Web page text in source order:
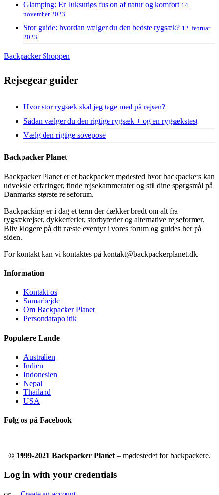
Glamping: En luksuriøs fusion af natur og komfort 14.
november 2023
Stor guide: hvordan vælger du den bedste rygsæk? 12. februar
2023
Backpacker Shoppen
Rejsegear guider
Hvor stor rygsæk skal jeg tage med på rejsen?
Sådan vælger du den rigtige rygsæk + og en rygsækstest
Vælg den rigtige sovepose
Backpacker Planet
Backpacker Planet er et backpacker mødested hvor backpackers kan
udveksle erfaringer, finde rejsekammerater og stil dine spørgsmål på
Danmarks største rejseforum.
Backpacking er i dag et term der dækker bredt om alt fra
rygsækrejser, dykkerferier, storbyferier og alternative rejseformer.
Bliv klogere på dit næste eventyr i vores forum og guides her på
siden.
For kontakt kan vi kontaktes på kontakt@backpackerplanet.dk.
Information
Kontakt os
Samarbejde
Om Backpacker Planet
Persondatapolitik
Populære Lande
Australien
Indien
Indonesien
Nepal
Thailand
USA
Følg os på Facebook
© 1999-2021 Backpacker Planet – mødestedet for backpackere.
Log in with your credentials